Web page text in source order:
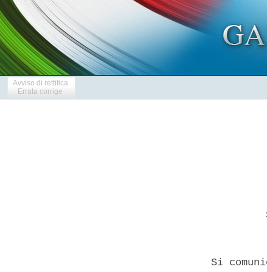
Avviso di rettifica
Errata corrige
Si